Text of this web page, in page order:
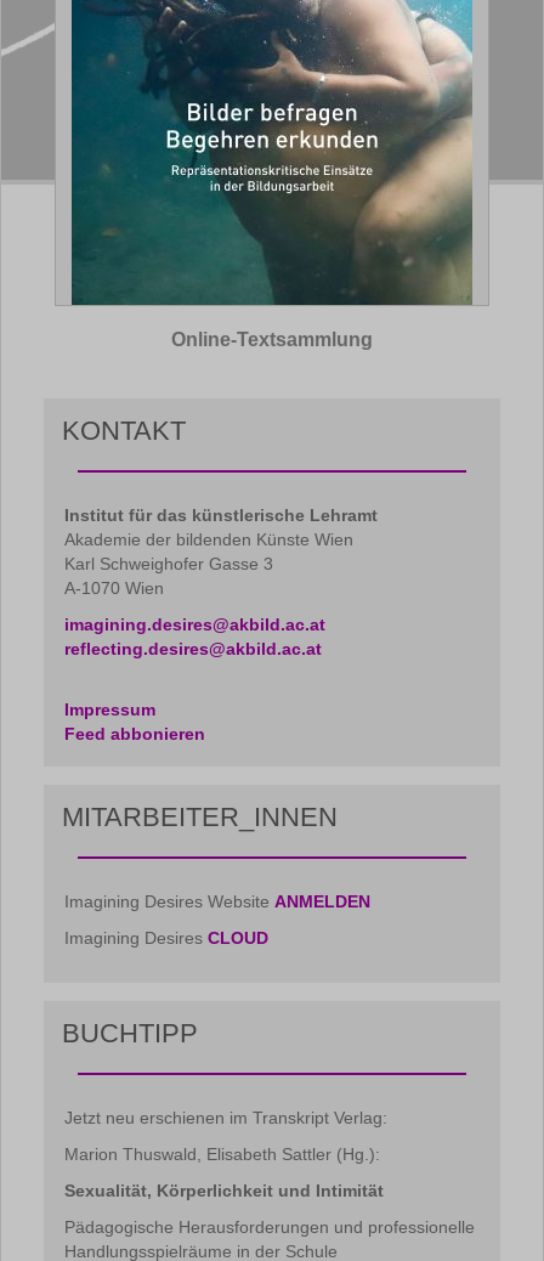
Online-Textsammlung
KONTAKT
Institut für das künstlerische Lehramt
Akademie der bildenden Künste Wien
Karl Schweighofer Gasse 3
A-1070 Wien
imagining.desires@akbild.ac.at
reflecting.desires@akbild.ac.at
Impressum
Feed abbonieren
MITARBEITER_INNEN
Imagining Desires Website ANMELDEN
Imagining Desires CLOUD
BUCHTIPP
Jetzt neu erschienen im Transkript Verlag:
Marion Thuswald, Elisabeth Sattler (Hg.):
Sexualität, Körperlichkeit und Intimität
Pädagogische Herausforderungen und professionelle
Handlungsspielräume in der Schule